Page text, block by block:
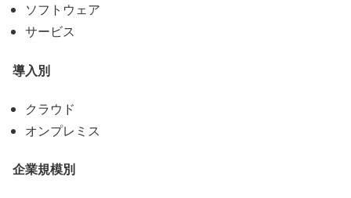
ソフトウェア
サービス
導入別
クラウド
オンプレミス
企業規模別